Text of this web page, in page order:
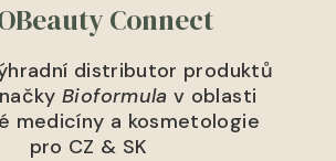
Connect
distributor produktů
Bioformulav oblasti
medicíny a kosmetologie
pro CZ & SK